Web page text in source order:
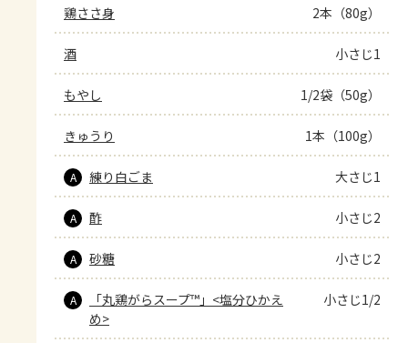
鶏ささ身 2本（80g）
酒 小さじ1
もやし 1/2袋（50g）
きゅうり 1本（100g）
A 練り白ごま 大さじ1
A 酢 小さじ2
A 砂糖 小さじ2
A
「丸鶏がらスープ™」<塩分ひかえ
め>
小さじ1/2